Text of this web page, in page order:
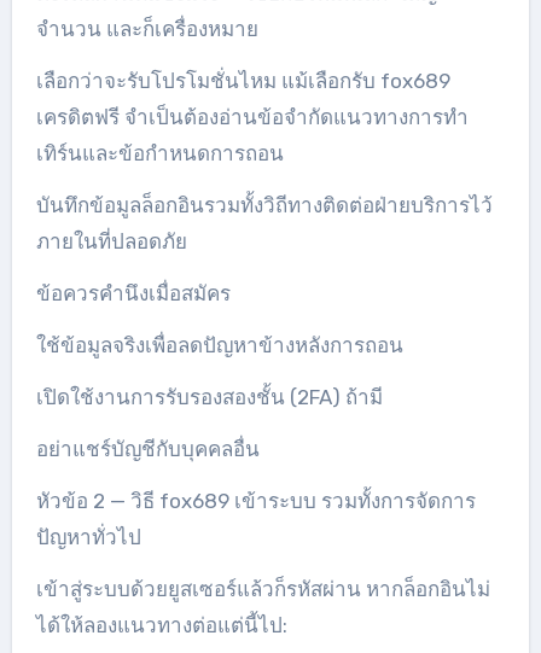
จำนวน และก็เครื่องหมาย
เลือกว่าจะรับโปรโมชั่นไหม แม้เลือกรับ fox689
เครดิตฟรี จำเป็นต้องอ่านข้อจำกัดแนวทางการทำ
เทิร์นและข้อกำหนดการถอน
บันทึกข้อมูลล็อกอินรวมทั้งวิถีทางติดต่อฝ่ายบริการไว้
ภายในที่ปลอดภัย
ข้อควรคำนึงเมื่อสมัคร
ใช้ข้อมูลจริงเพื่อลดปัญหาข้างหลังการถอน
เปิดใช้งานการรับรองสองชั้น (2FA) ถ้ามี
อย่าแชร์บัญชีกับบุคคลอื่น
หัวข้อ 2 — วิธี fox689 เข้าระบบ รวมทั้งการจัดการ
ปัญหาทั่วไป
เข้าสู่ระบบด้วยยูสเซอร์แล้วก็รหัสผ่าน หากล็อกอินไม่
ได้ให้ลองแนวทางต่อแต่นี้ไป: